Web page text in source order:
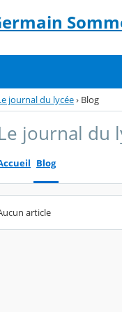
journal du lycée› Blog
journal du
Blog
article